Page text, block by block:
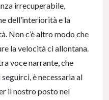
irrecuperabile,
dell’interiorità e la
Non c’è altro modo che
la velocità ci allontana.
voce narrante, che
è necessaria al
il nostro posto nel